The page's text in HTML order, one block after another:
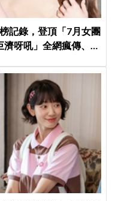
記錄，登頂「7月女團
呀吼」全網瘋傳、逆